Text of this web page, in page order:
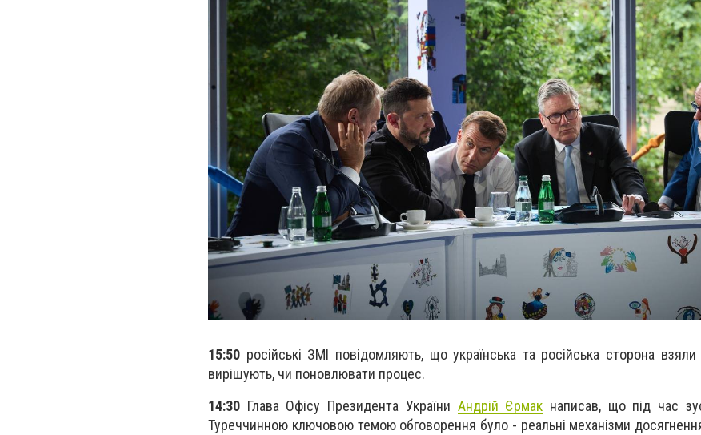
15:50 російські ЗМІ повідомляють, що українська та російська сторона взяли
вирішують, чи поновлювати процес.
14:30 Глава Офісу Президента України Андрій Єрмак написав, що під час
Туреччинною ключовою темою обговорення було - реальні механізми